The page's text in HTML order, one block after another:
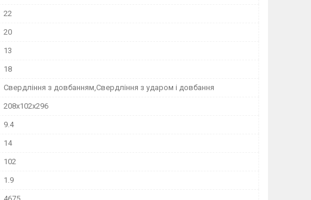
22
20
13
18
Свердління з довбанням,Свердління з ударом і довбання
208x102x296
9.4
14
102
1.9